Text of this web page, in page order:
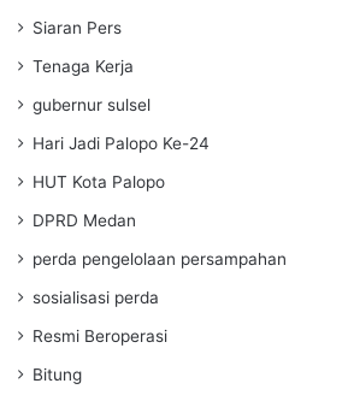
Siaran Pers
Tenaga Kerja
gubernur sulsel
Hari Jadi Palopo Ke-24
HUT Kota Palopo
DPRD Medan
perda pengelolaan persampahan
sosialisasi perda
Resmi Beroperasi
Bitung